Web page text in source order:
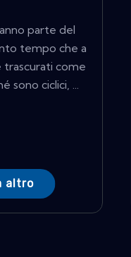
parte del
tempo che a
trascurati come
sono ciclici, ...
altro